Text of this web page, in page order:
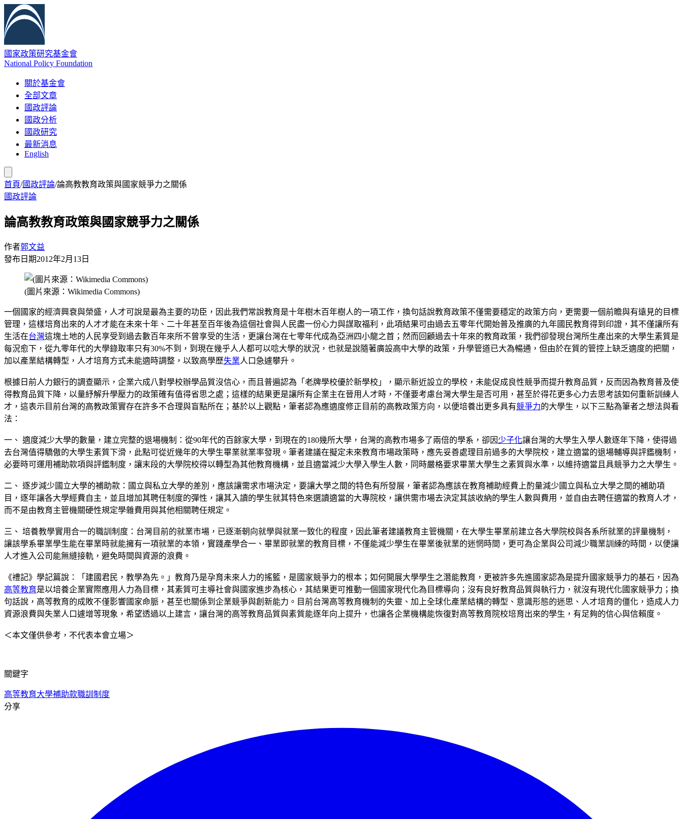
國家政策研究基金會
National Policy Foundation
關於基金會
全部文章
國政評論
國政分析
國政研究
最新消息
English
首頁/國政評論/論高教教育政策與國家競爭力之關係
國政評論
論高教教育政策與國家競爭力之關係
作者郭文益
發布日期2012年2月13日
(圖片來源：Wikimedia Commons)
一個國家的經濟興衰與榮盛，人才可說是最為主要的功臣，因此我們常說教育是十年樹木百年樹人的一項工作，換句話說教育政策不僅需要穩定的政策方向，更需要一個前瞻與有遠見的目標
管理，這樣培育出來的人才才能在未來十年、二十年甚至百年後為這個社會與人民盡一份心力與謀取福利，此項結果可由過去五零年代開始普及推廣的九年國民教育得到印證，其不僅讓所有
生活在台灣這塊土地的人民享受到過去數百年來所不曾享受的生活，更讓台灣在七零年代成為亞洲四小龍之首；然而回顧過去十年來的教育政策，我們卻發現台灣所生產出來的大學生素質是
每況愈下，從九零年代的大學錄取率只有30%不到，到現在幾乎人人都可以唸大學的狀況，也就是說隨著廣設高中大學的政策，升學管道已大為暢通，但由於在質的管控上缺乏適度的把關，
加以產業結構轉型，人才培育方式未能適時調整，以致高學歷失業人口急遽攀升。
根據日前人力銀行的調查顯示，企業六成八對學校辦學品質沒信心，而且普遍認為「老牌學校優於新學校」，顯示新近設立的學校，未能促成良性競爭而提升教育品質，反而因為教育普及使
得教育品質下降，以量紓解升學壓力的政策確有值得省思之處；這樣的結果更是讓所有企業主在晉用人才時，不僅要考慮台灣大學生是否可用，甚至於得花更多心力去思考該如何重新訓練人
才，這表示目前台灣的高教政策實存在許多不合理與盲點所在；基於以上觀點，筆者認為應適度修正目前的高教政策方向，以便培養出更多具有競爭力的大學生，以下三點為筆者之想法與看
法：
一、 適度減少大學的數量，建立完整的退場機制：從90年代的百餘家大學，到現在的180幾所大學，台灣的高教市場多了兩倍的學系，卻因 少子化讓台灣的大學生入學人數逐年下降，使得過
去台灣值得驕傲的大學生素質下滑，此點可從近幾年的大學生畢業就業率發現。筆者建議在擬定未來教育市場政策時，應先妥善處理目前過多的大學院校，建立適當的退場輔導與評鑑機制，
必要時可運用補助款項與評鑑制度，讓末段的大學院校得以轉型為其他教育機構，並且適當減少大學入學生人數，同時嚴格要求畢業大學生之素質與水準，以維持適當且具競爭力之大學生。
二、 逐步減少國立大學的補助款：國立與私立大學的差別，應該讓需求市場決定，要讓大學之間的特色有所發展，筆者認為應該在教育補助經費上酌量減少國立與私立大學之間的補助項
目，逐年讓各大學經費自主，並且增加其聘任制度的彈性，讓其入讀的學生就其特色來選讀適當的大專院校，讓供需市場去決定其該收納的學生人數與費用，並自由去聘任適當的教育人才，
而不是由教育主管機關硬性規定學雜費用與其他相關聘任規定。
三、 培養教學實用合一的職訓制度：台灣目前的就業市場，已逐漸朝向就學與就業一致化的程度，因此筆者建議教育主管機關，在大學生畢業前建立各大學院校與各系所就業的評量機制，
讓該學系畢業學生能在畢業時就能擁有一項就業的本領，實踐產學合一、畢業即就業的教育目標，不僅能減少學生在畢業後就業的迷惘時間，更可為企業與公司減少職業訓練的時間，以便讓
人才進入公司能無縫接軌，避免時間與資源的浪費。
《禮記》學記篇說：「建國君民，教學為先。」教育乃是孕育未來人力的搖籃，是國家競爭力的根本；如何開展大學學生之潛能教育，更被許多先進國家認為是提升國家競爭力的基石，因為
高等教育是以培養企業實際應用人力為目標，其素質可主導社會與國家進步為核心，其結果更可推動一個國家現代化為目標導向；沒有良好教育品質與執行力，就沒有現代化國家競爭力；換
句話說，高等教育的成敗不僅影響國家命脈，甚至也關係到企業競爭與創新能力。目前台灣高等教育機制的失靈、加上全球化產業結構的轉型、意識形態的迷思、人才培育的僵化，造成人力
資源浪費與失業人口遽增等現象，希望透過以上建言，讓台灣的高等教育品質與素質能逐年向上提升，也讓各企業機構能恢復對高等教育院校培育出來的學生，有足夠的信心與信賴度。
＜本文僅供參考，不代表本會立場＞
關鍵字
高等教育大學補助款職訓制度
分享